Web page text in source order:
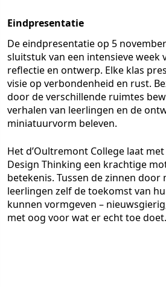
Eindpresentatie
De eindpresentatie op 5
sluitstuk van een intensieve week
reflectie en ontwerp. Elke klas
visie op verbondenheid en rust.
door de verschillende ruimtes
verhalen van leerlingen en de
miniatuurvorm beleven.
Het d’Oultremont College laat
Design Thinking een krachtige
betekenis. Tussen de zinnen
leerlingen zelf de toekomst van
kunnen vormgeven –
met oog voor wat er echt toe doet.